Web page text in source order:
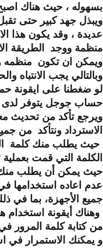
بسهوله ، حيث هناك اصبح
ويبذل جهد كبير حتى
عديدة ، وقد يكون هذا
منظمة ووجد الطريقة
ويمكن ان تكون منظمه
وبالتالي يجب الانتباه
لو ضغطنا على ايقونة
حساب جوجل يتوفر لدى
ويرجع تأكد من تحديث
الاسترداد ونتأكد من
حيث يطلب منك كلمة
الكلمة التي قمت بعملية
حيث يمكن أن يطلب منك
عدم اعاده استخدامها
جميع الأجهزة، بما في
وهناك أيقونة استخدام
من كتابة كلمة
و يمكنك الاستمرار في